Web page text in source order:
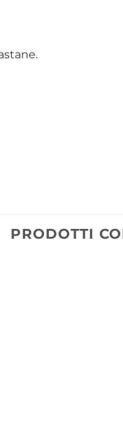
PRODOTTI